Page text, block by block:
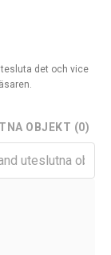
det och vice
OBJEKT (0)